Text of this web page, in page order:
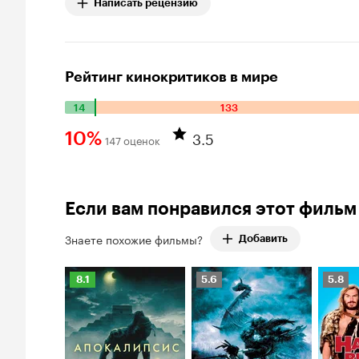
Написать рецензию
Рейтинг кинокритиков в мире
14 133
Количество положительных оценок: 14. Количество
10% 147 оценок 3.5
Если вам понравился этот фильм
Знаете похожие фильмы? Добавить
Рейтинг
Кинопоиска
8.1
8.1
Рейтинг
Кинопоиска
5.6
5.6
5.8
5.8